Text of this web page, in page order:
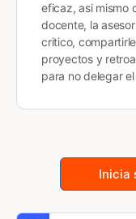
eficaz, asi mismo
docente, la
critico,
proyectos y
para no delegar
Inicia